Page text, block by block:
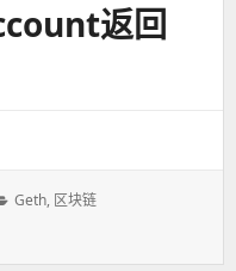
返回
分
Geth, 区块链